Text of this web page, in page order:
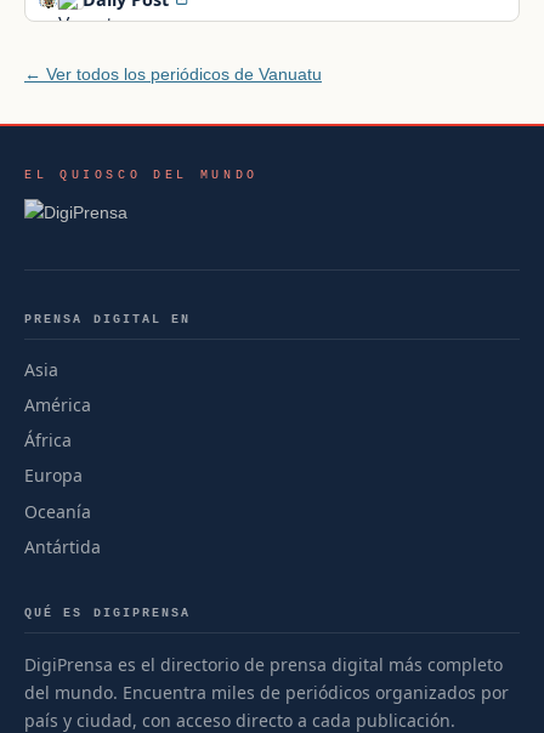
← Ver todos los periódicos de Vanuatu
EL QUIOSCO DEL MUNDO
PRENSA DIGITAL EN
Asia
América
África
Europa
Oceanía
Antártida
QUÉ ES DIGIPRENSA
DigiPrensa es el directorio de prensa digital más completo
del mundo. Encuentra miles de periódicos organizados por
país y ciudad, con acceso directo a cada publicación.